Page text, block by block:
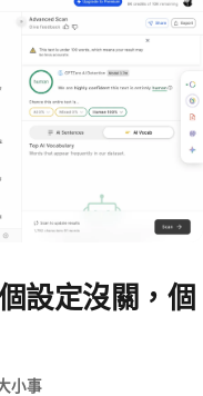
設定沒關，個
小事